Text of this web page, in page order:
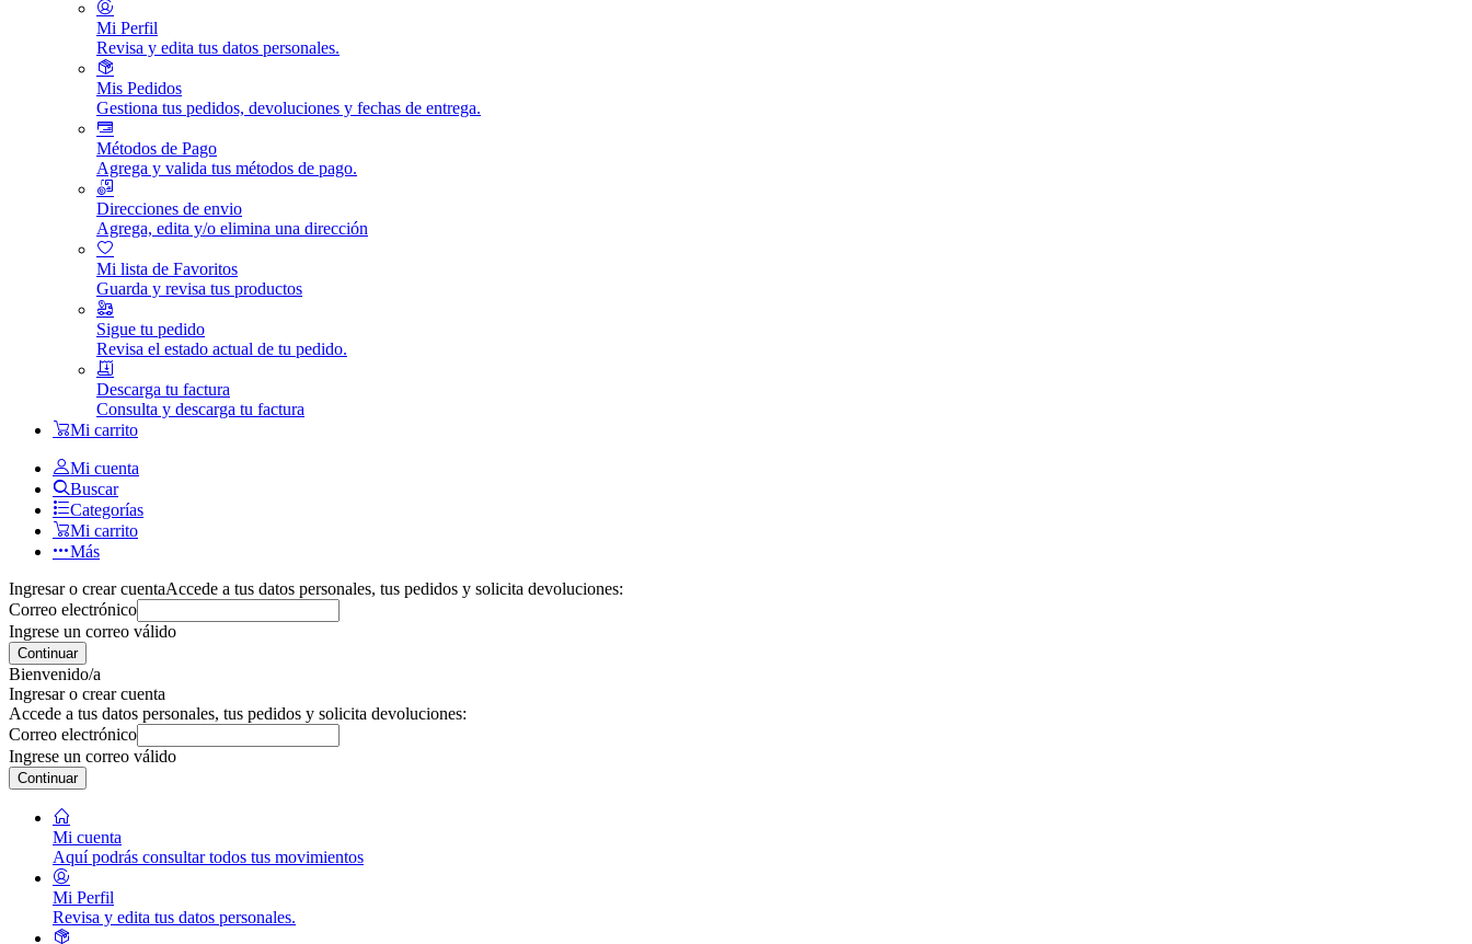
Mi Perfil
Revisa y edita tus datos personales.
Mis Pedidos
Gestiona tus pedidos, devoluciones y fechas de entrega.
Métodos de Pago
Agrega y valida tus métodos de pago.
Direcciones de envio
Agrega, edita y/o elimina una dirección
Mi lista de Favoritos
Guarda y revisa tus productos
Sigue tu pedido
Revisa el estado actual de tu pedido.
Descarga tu factura
Consulta y descarga tu factura
Mi carrito
Mi cuenta
Buscar
Categorías
Mi carrito
Más
Ingresar o crear cuentaAccede a tus datos personales, tus pedidos y solicita devoluciones:
Correo electrónico
Ingrese un correo válido
Continuar
Bienvenido/a
Ingresar o crear cuenta
Accede a tus datos personales, tus pedidos y solicita devoluciones:
Correo electrónico
Ingrese un correo válido
Continuar
Mi cuenta
Aquí podrás consultar todos tus movimientos
Mi Perfil
Revisa y edita tus datos personales.